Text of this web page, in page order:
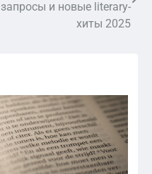
запросы и новые literary-
хиты 2025